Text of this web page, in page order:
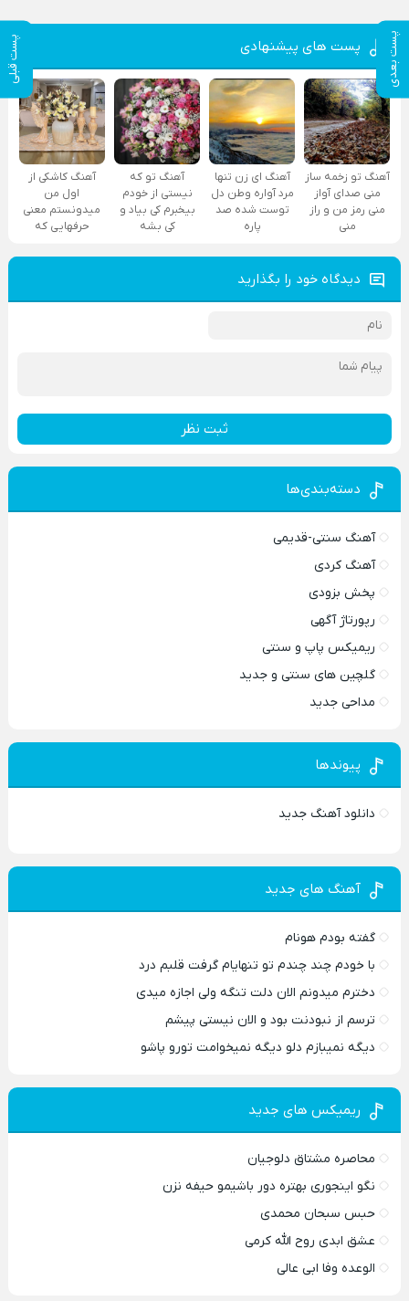
پست بعدی پست قبلی پست های پیشنهادی
آهنگ تو زخمه ساز
منی صدای آواز
منی رمز من و راز
منی
آهنگ ای زن تنها
مرد آواره وطن دل
توست شده صد
پاره
آهنگ تو که
نیستی از خودم
بیخبرم کی بیاد و
کی بشه
آهنگ کاشکی از
اول من
میدونستم معنی
حرفهایی که
دیدگاه خود را بگذارید
ثبت نظر
دسته‌بندی‌ها
آهنگ سنتی-قدیمی
آهنگ کردی
پخش بزودی
رپورتاژ آگهی
ریمیکس پاپ و سنتی
گلچین های سنتی و جدید
مداحی جدید
پیوندها
دانلود آهنگ جدید
آهنگ های جدید
گفته بودم هونام
با خودم چند چندم تو تنهایام گرفت قلبم درد
دخترم میدونم الان دلت تنگه ولی اجازه میدی
ترسم از نبودنت بود و الان نیستی پیشم
دیگه نمیبازم دلو دیگه نمیخوامت تورو پاشو
ریمیکس های جدید
محاصره مشتاق دلوجیان
نگو اینجوری بهتره دور باشیمو حیفه نزن
حبس سبحان محمدی
عشق ابدی روح الله کرمی
الوعده وفا ابی عالی